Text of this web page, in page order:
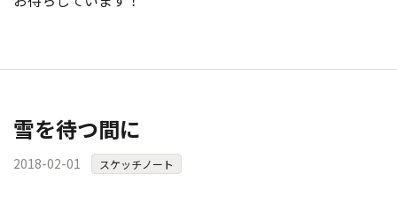
雪を待つ間に
2018-02-01 スケッチノート